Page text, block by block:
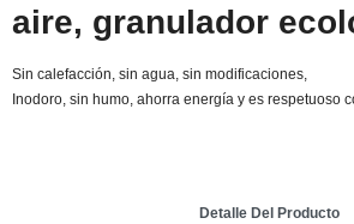
aire, granulador
Sin calefacción, sin agua, sin modificaciones,
Inodoro, sin humo, ahorra energía y es respetuoso
Detalle Del Producto